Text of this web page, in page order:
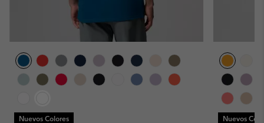
Nuevos Colores Nuevos